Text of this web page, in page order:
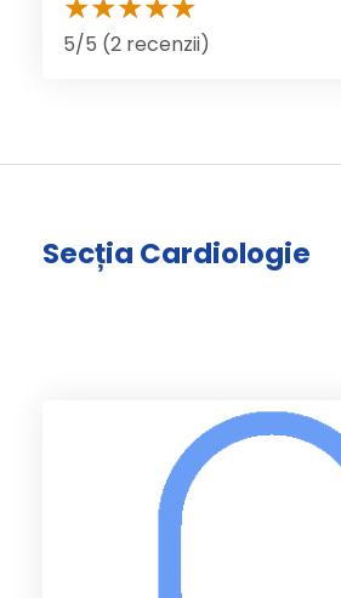
5/5 (2 recenzii)
Secția Cardiologie